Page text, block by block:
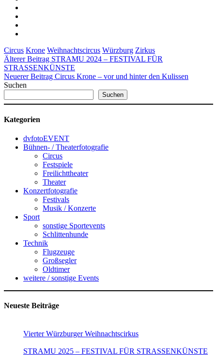
Circus Krone Weihnachtscircus Würzburg Zirkus
Älterer Beitrag STRAMU 2024 – FESTIVAL FÜR
STRASSENKÜNSTE
Neuerer Beitrag Circus Krone – vor und hinter den Kulissen
Suchen
Suchen
Kategorien
dvfotoEVENT
Bühnen- / Theaterfotografie
Circus
Festspiele
Freilichttheater
Theater
Konzertfotografie
Festivals
Musik / Konzerte
Sport
sonstige Sportevents
Schlittenhunde
Technik
Flugzeuge
Großsegler
Oldtimer
weitere / sonstige Events
Neueste Beiträge
Vierter Würzburger Weihnachtscirkus
STRAMU 2025 – FESTIVAL FÜR STRASSENKÜNSTE